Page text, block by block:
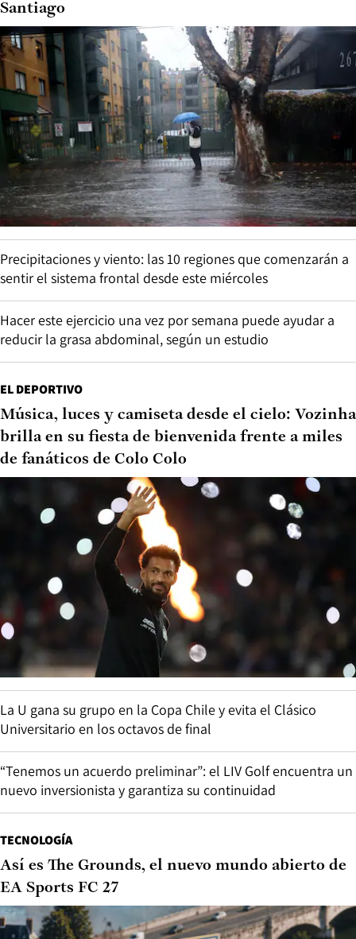
Santiago
Precipitaciones y viento: las 10 regiones que comenzarán a
sentir el sistema frontal desde este miércoles
Hacer este ejercicio una vez por semana puede ayudar a
reducir la grasa abdominal, según un estudio
EL DEPORTIVO
Música, luces y camiseta desde el cielo: Vozinha
brilla en su fiesta de bienvenida frente a miles
de fanáticos de Colo Colo
La U gana su grupo en la Copa Chile y evita el Clásico
Universitario en los octavos de final
“Tenemos un acuerdo preliminar”: el LIV Golf encuentra un
nuevo inversionista y garantiza su continuidad
TECNOLOGÍA
Así es The Grounds, el nuevo mundo abierto de
EA Sports FC 27